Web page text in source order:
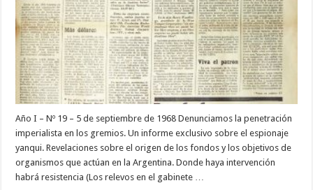
19
–
5
de
septiembre
de
1968
Año I – Nº 19 – 5 de septiembre de 1968 Denunciamos la penetración
imperialista en los gremios. Un informe exclusivo sobre el espionaje
yanqui. Revelaciones sobre el origen de los fondos y los objetivos de
organismos que actúan en la Argentina. Donde haya intervención
habrá resistencia (Los relevos en el gabinete …